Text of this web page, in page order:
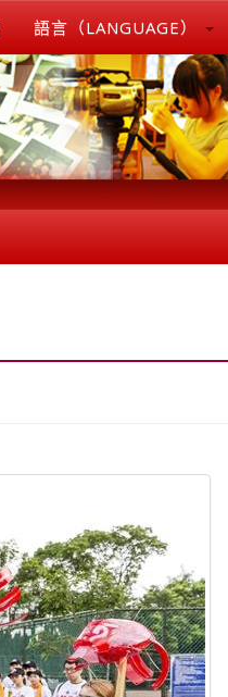
語言（LANGUAGE）